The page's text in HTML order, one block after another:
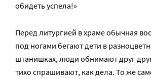
обидеть успела!»
Перед литургией в храме обычная
под ногами бегают дети в
штанишках, люди обнимают друг
тихо спрашивают, как дела. То же